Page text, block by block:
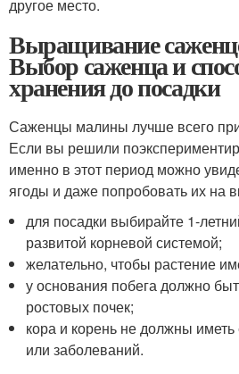
другое место.
Выращивание
Выбор саженца и
хранения до посадки
Саженцы малины лучше всего
Если вы решили
именно в этот период можно
ягоды и даже попробовать их на
для посадки выбирайте 1-
развитой корневой системой;
желательно, чтобы растение
у основания побега должно
ростовых почек;
кора и корень не должны
или заболеваний.